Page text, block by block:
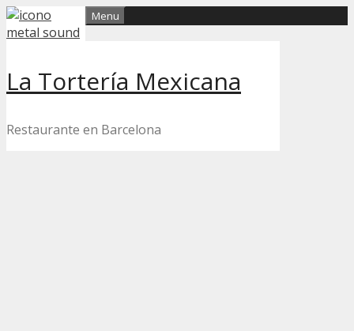
Skip
to
La Tortería Mexicana
Restaurante en Barcelona
Menu